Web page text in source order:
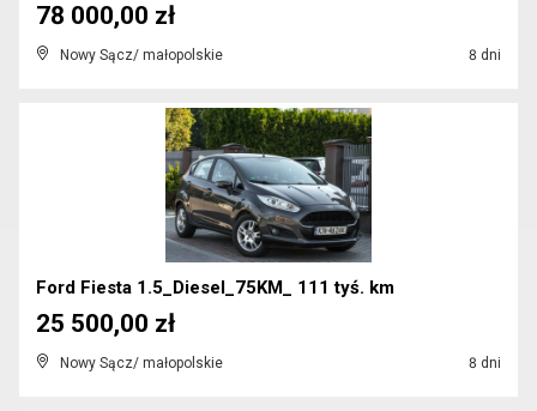
Nowy Sącz/ małopolskie 8 dni
78 000,00 zł
Ford Fiesta 1.5_Diesel_75KM_ 111 tyś. km
Nowy Sącz/ małopolskie 8 dni
25 500,00 zł